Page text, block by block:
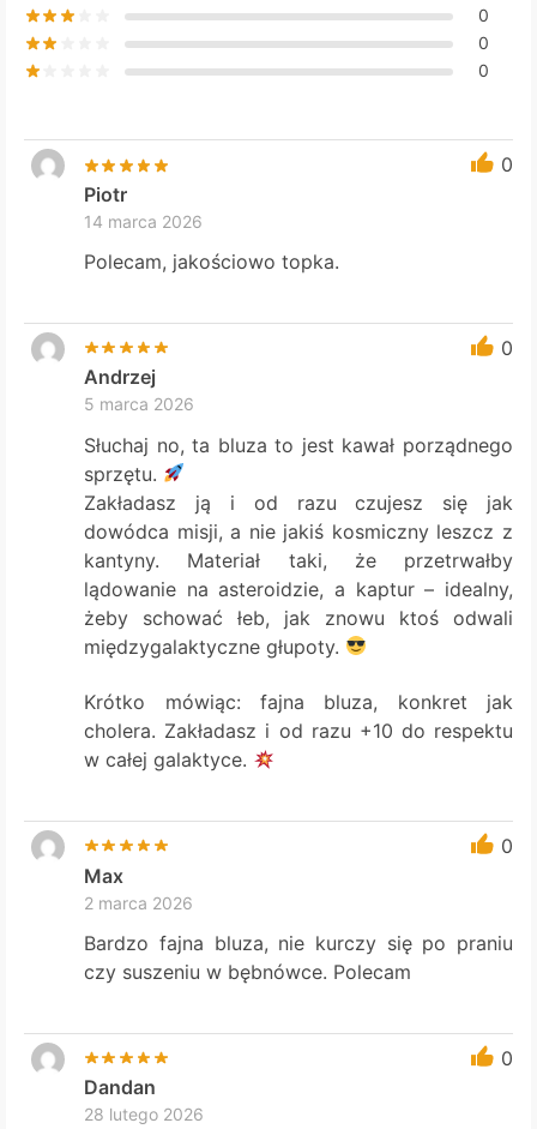
0
0
0
0
Piotr
14 marca 2026
Polecam, jakościowo topka.
0
Andrzej
5 marca 2026
Słuchaj no, ta bluza to jest kawał porządnego
sprzętu.
Zakładasz ją i od razu czujesz się jak
dowódca misji, a nie jakiś kosmiczny leszcz z
kantyny. Materiał taki, że przetrwałby
lądowanie na asteroidzie, a kaptur – idealny,
żeby schować łeb, jak znowu ktoś odwali
międzygalaktyczne głupoty.
Krótko mówiąc: fajna bluza, konkret jak
cholera. Zakładasz i od razu +10 do respektu
w całej galaktyce.
0
Max
2 marca 2026
Bardzo fajna bluza, nie kurczy się po praniu
czy suszeniu w bębnówce. Polecam
0
Dandan
28 lutego 2026